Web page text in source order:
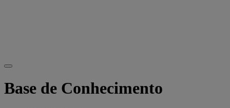
Base de Conhecimento